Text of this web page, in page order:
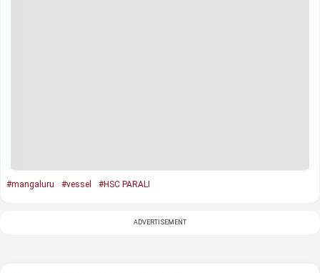
#mangaluru #vessel #HSC PARALI
ADVERTISEMENT